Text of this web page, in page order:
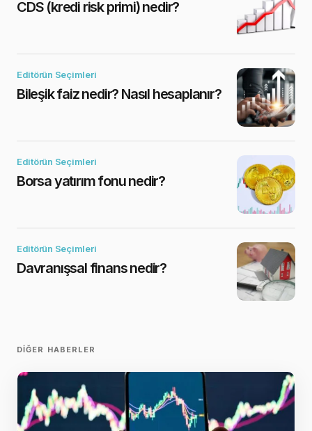
CDS (kredi risk primi) nedir?
Editörün Seçimleri
Bileşik faiz nedir? Nasıl hesaplanır?
Editörün Seçimleri
Borsa yatırım fonu nedir?
Editörün Seçimleri
Davranışsal finans nedir?
DIĞER HABERLER